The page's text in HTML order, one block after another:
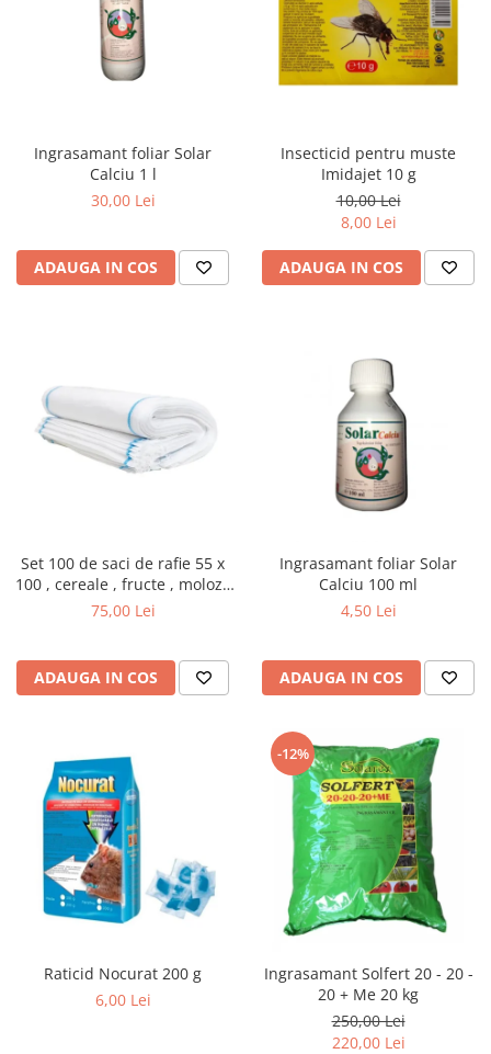
Ingrasamant foliar Solar
Calciu 1 l
30,00 Lei
ADAUGA IN COS
Insecticid pentru muste
Imidajet 10 g
10,00 Lei
8,00 Lei
ADAUGA IN COS
Set 100 de saci de rafie 55 x
100 , cereale , fructe , moloz ,
menaj si depozitare
75,00 Lei
ADAUGA IN COS
Ingrasamant foliar Solar
Calciu 100 ml
4,50 Lei
ADAUGA IN COS
Raticid Nocurat 200 g
6,00 Lei
-12%
Ingrasamant Solfert 20 - 20 -
20 + Me 20 kg
250,00 Lei
220,00 Lei